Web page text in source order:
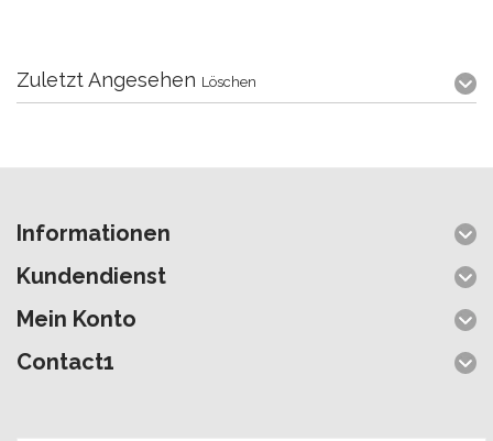
Zuletzt Angesehen Löschen
Informationen
Kundendienst
Mein Konto
Contact1